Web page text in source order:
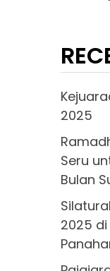
2025
Seru
Bulan
2025